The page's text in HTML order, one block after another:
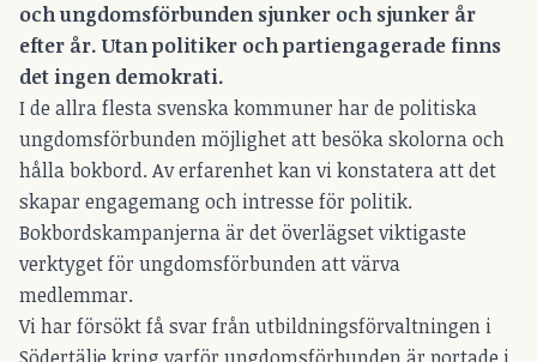
och ungdomsförbunden sjunker och sjunker år
efter år. Utan politiker och partiengagerade finns
det ingen demokrati.
I de allra flesta svenska kommuner har de politiska
ungdomsförbunden möjlighet att besöka skolorna och
hålla bokbord. Av erfarenhet kan vi konstatera att det
skapar engagemang och intresse för politik.
Bokbordskampanjerna är det överlägset viktigaste
verktyget för ungdomsförbunden att värva
medlemmar.
Vi har försökt få svar från utbildningsförvaltningen i